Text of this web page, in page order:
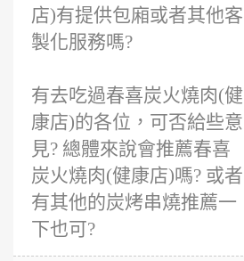
店)有提供包廂或者其他客
製化服務嗎?
有去吃過春喜炭火燒肉(健
康店)的各位，可否給些意
見? 總體來說會推薦春喜
炭火燒肉(健康店)嗎? 或者
有其他的炭烤串燒推薦一
下也可?